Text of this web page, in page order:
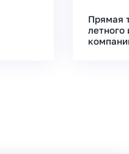
Прямая
летного